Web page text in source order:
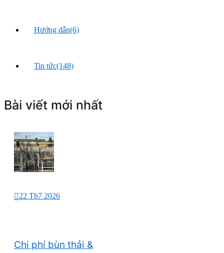
Hướng dẫn(6)
Tin tức(148)
Bài viết mới nhất
22 Th7 2026
Chi phí bùn thải &